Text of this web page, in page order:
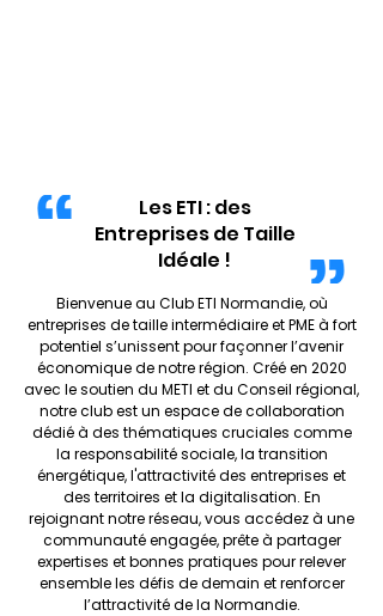
Les ETI : des
Entreprises de Taille
Idéale !
Bienvenue au Club ETI Normandie, où
entreprises de taille intermédiaire et PME à fort
potentiel s’unissent pour façonner l’avenir
économique de notre région. Créé en 2020
avec le soutien du METI et du Conseil régional,
notre club est un espace de collaboration
dédié à des thématiques cruciales comme
la responsabilité sociale, la transition
énergétique, l'attractivité des entreprises et
des territoires et la digitalisation. En
rejoignant notre réseau, vous accédez à une
communauté engagée, prête à partager
expertises et bonnes pratiques pour relever
ensemble les défis de demain et renforcer
l’attractivité de la Normandie.